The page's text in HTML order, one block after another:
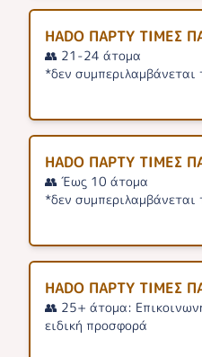
HADO ΠΑΡΤΥ ΤΙΜΕΣ
👥 21-24 άτομα
*δεν συμπεριλαμβάνεται
HADO ΠΑΡΤΥ ΤΙΜΕΣ
👥 Έως 10 άτομα
*δεν συμπεριλαμβάνεται
HADO ΠΑΡΤΥ ΤΙΜΕΣ
👥 25+ άτομα:
ειδική προσφορά